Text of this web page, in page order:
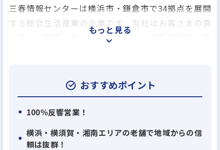
三春情報センターは横浜市・鎌倉市で34拠点を展開
する総合生活産業の企業です。当社はお客さまの真
の幸せを実現することを使命とし、不動産売買・賃
られるように不動産という枠にとらわれない総合的
なサービスを展開しています。
住まい選びに関しては、物件探しだけではなく、お
住宅建築、インテリアなど組み合わせたご提案、さ
もっと見る
おすすめポイント
100％反響営業！
横浜・横須賀・湘南エリアの老舗で地域からの信
頼は抜群！